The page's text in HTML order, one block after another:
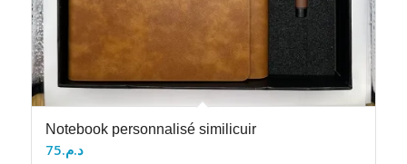
Notebook personnalisé similicuir
د.م.75